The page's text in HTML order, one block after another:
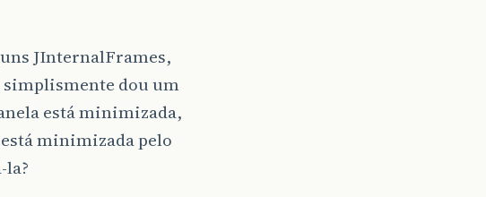
JInternalFrames,
simplismente dou um
está minimizada,
minimizada pelo
la?